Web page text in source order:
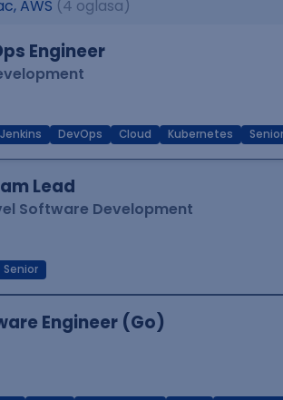
AWS (4 oglasa)
Engineer
Jenkins DevOps Cloud Kubernetes Senior
Lead
Software Development
Senior
Engineer (Go)